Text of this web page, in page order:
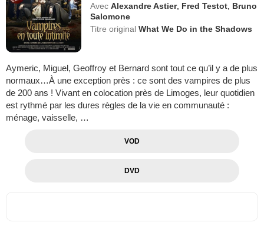
Avec Alexandre Astier, Fred Testot Bruno
Salomone
Titre originalWhat We Do in the Shadows
Aymeric, Miguel, Geoffroy et Bernard sont tout ce qu’il y a de plus
normaux…À une exception près : ce sont des vampires de plus
de 200 ans ! Vivant en colocation près de Limoges, leur quotidien
est rythmé par les dures règles de la vie en communauté :
ménage, vaisselle, …
VOD
DVD